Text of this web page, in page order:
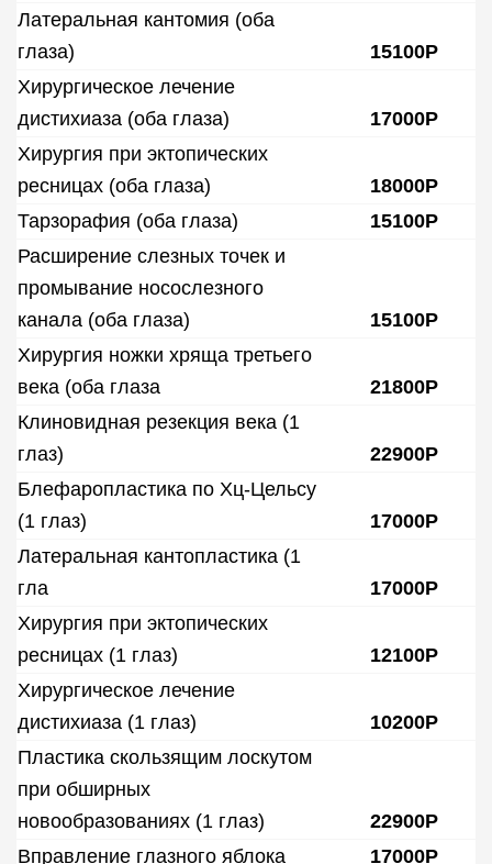
Латеральная кантомия (оба
глаза)
15100Р
Хирургическое лечение
дистихиаза (оба глаза)
17000Р
Хирургия при эктопических
ресницах (оба глаза)
18000Р
Тарзорафия (оба глаза)
15100Р
Расширение слезных точек и
промывание носослезного
канала (оба глаза)
15100Р
Хирургия ножки хряща третьего
века (оба глаза
21800Р
Клиновидная резекция века (1
глаз)
22900Р
Блефаропластика по Хц-Цельсу
(1 глаз)
17000Р
Латеральная кантопластика (1
гла
17000Р
Хирургия при эктопических
ресницах (1 глаз)
12100Р
Хирургическое лечение
дистихиаза (1 глаз)
10200Р
Пластика скользящим лоскутом
при обширных
новообразованиях (1 глаз)
22900Р
Вправление глазного яблока
17000Р